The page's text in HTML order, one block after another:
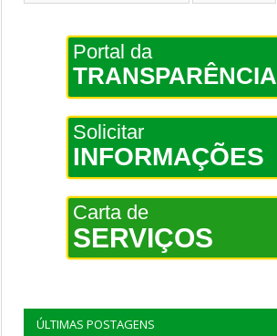
Portal da
TRANSPARÊNCIA
Solicitar
INFORMAÇÕES
Carta de
SERVIÇOS
ÚLTIMAS POSTAGENS